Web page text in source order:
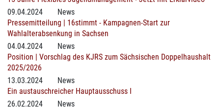
09.04.2024
News
Pressemitteilung | 16stimmt - Kampagnen-Start zur
Wahlalterabsenkung in Sachsen
04.04.2024
News
Position | Vorschlag des KJRS zum Sächsischen Doppelhaushalt
2025/2026
13.03.2024
News
Ein austauschreicher Hauptausschuss I
26.02.2024
News